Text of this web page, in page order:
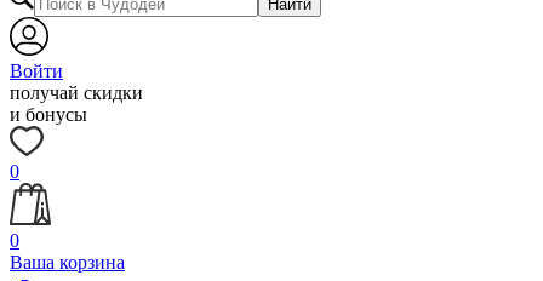
Найти
Войти
получай скидки
и бонусы
0
0
Ваша корзина